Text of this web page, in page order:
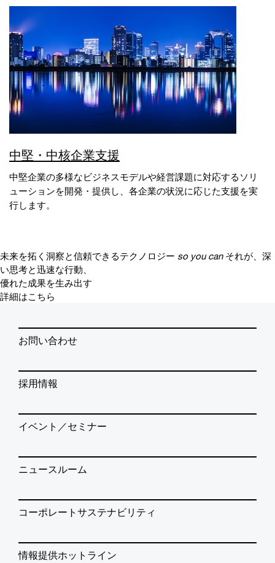
中堅・中核企業支援
中堅企業の多様なビジネスモデルや経営課題に対応するソリ
ューションを開発・提供し、各企業の状況に応じた支援を実
行します。
未来を拓く洞察と信頼できるテクノロジー so you can それが、深
い思考と迅速な行動、
優れた成果を生み出す
詳細はこちら
お問い合わせ
採用情報
イベント／セミナー
ニュースルーム
コーポレートサステナビリティ
情報提供ホットライン